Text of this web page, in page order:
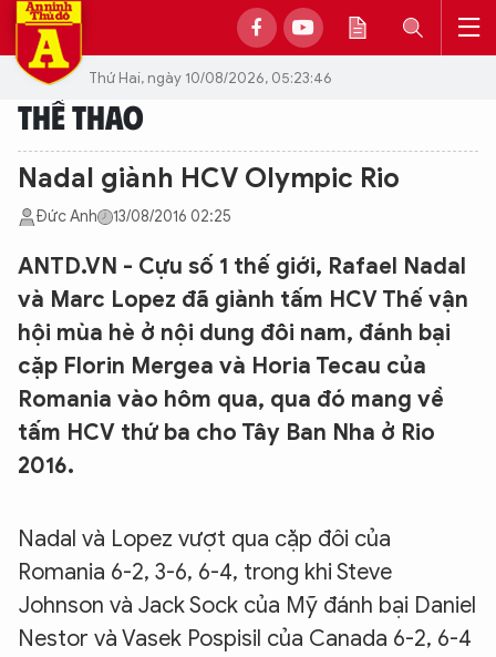
Thứ Hai, ngày 10/08/2026, 05:23:46
THỂ THAO
Nadal giành HCV Olympic Rio
Đức Anh 13/08/2016 02:25
ANTD.VN - Cựu số 1 thế giới, Rafael Nadal
và Marc Lopez đã giành tấm HCV Thế vận
hội mùa hè ở nội dung đôi nam, đánh bại
cặp Florin Mergea và Horia Tecau của
Romania vào hôm qua, qua đó mang về
tấm HCV thứ ba cho Tây Ban Nha ở Rio
2016.
Nadal và Lopez vượt qua cặp đôi của
Romania 6-2, 3-6, 6-4, trong khi Steve
Johnson và Jack Sock của Mỹ đánh bại Daniel
Nestor và Vasek Pospisil của Canada 6-2, 6-4